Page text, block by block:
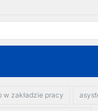
w zakładzie pracy